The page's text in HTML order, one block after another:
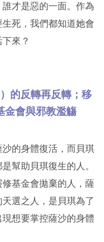
才是惡的一面。作為
死，我們都知道她會
來？
的反轉再反轉；移
金會與邪教濫觴
沙的身體復活，而貝琪
幫助貝琪復生的人。
修基金會拋棄的人，薩
選之人，是貝琪為了
想要掌控薩沙的身體